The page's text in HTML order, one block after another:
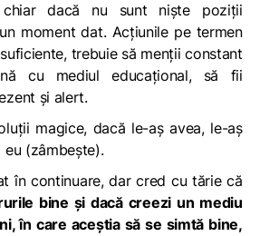
chiar dacă nu sunt niște poziții
moment dat. Acțiunile pe termen
trebuie să menții constant
cu mediul educațional, să fii
și alert.
magice, dacă le-aș avea, le-aș
eu (zâmbește).
în continuare, dar cred cu tărie că
bine și dacă creezi un mediu
în care aceștia să se simtă bine,